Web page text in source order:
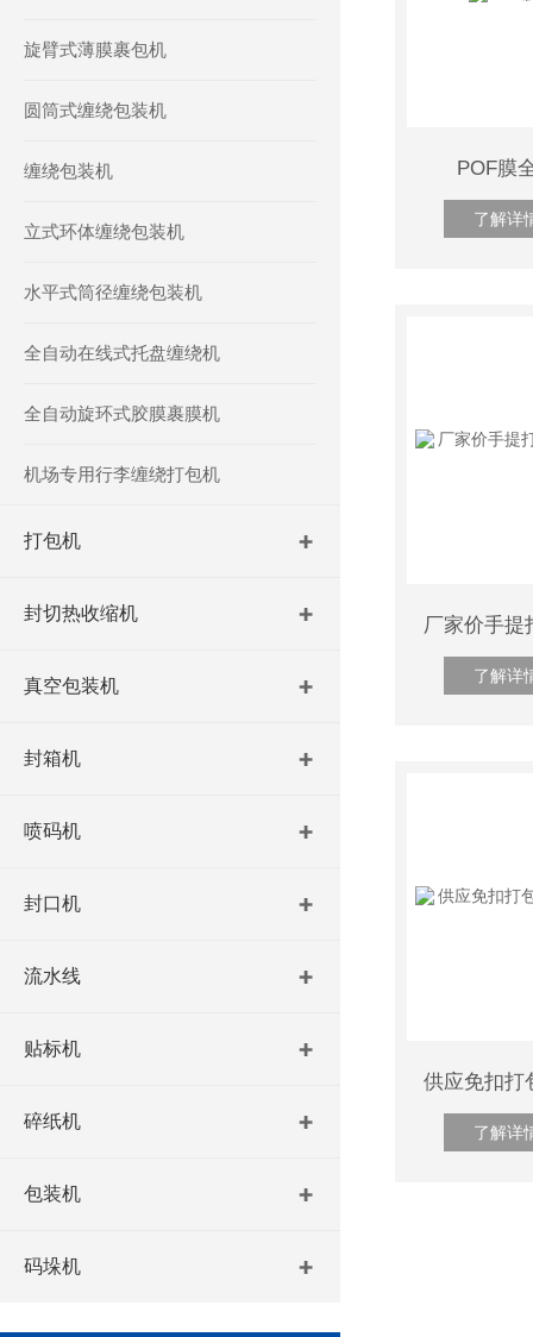
旋臂式薄膜裹包机
圆筒式缠绕包装机
缠绕包装机
立式环体缠绕包装机
水平式筒径缠绕包装机
全自动在线式托盘缠绕机
全自动旋环式胶膜裹膜机
机场专用行李缠绕打包机
打包机
封切热收缩机
真空包装机
封箱机
喷码机
封口机
流水线
贴标机
碎纸机
包装机
码垛机
POF膜
了解详
了解详
了解详